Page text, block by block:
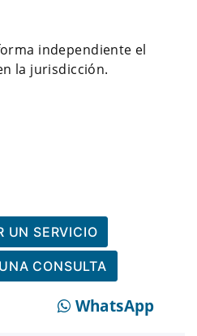
independiente el
la jurisdicción.
UN SERVICIO
CONSULTA
WhatsApp